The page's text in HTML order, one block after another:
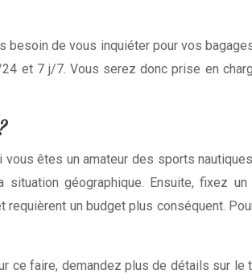
besoin de vous inquiéter pour vos
et 7 j/7. Vous serez donc prise en
êtes un amateur des sports
géographique. Ensuite, fixez
un budget plus conséquent.
ce faire, demandez plus de détails sur